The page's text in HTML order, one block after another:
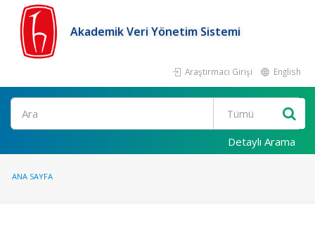
Akademik Veri Yönetim Sistemi
Araştırmacı Girişi English
Ara
Detaylı Arama
ANA SAYFA